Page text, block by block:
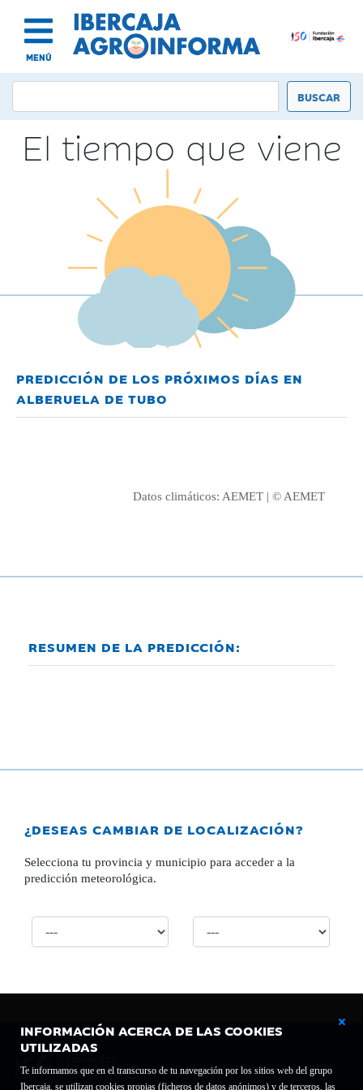
MENÚ
INFORMACIÓN ACERCA DE LAS COOKIES
UTILIZADAS
Te informamos que en el transcurso de tu navegación por los sitios web del grupo
Ibercaja, se utilizan cookies propias (ficheros de datos anónimos) y de terceros, las
El tiempo que viene
PREDICCIÓN DE LOS PRÓXIMOS DÍAS EN
ALBERUELA DE TUBO
Datos climáticos: AEMET | © AEMET
RESUMEN DE LA PREDICCIÓN:
¿DESEAS CAMBIAR DE LOCALIZACIÓN?
Selecciona tu provincia y municipio para acceder a la
predicción meteorológica.